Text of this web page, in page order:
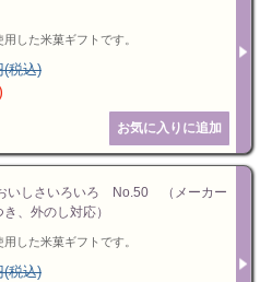
した米菓ギフトです。
(税込)
おいしさいろいろ No.50 （メーカー
、外のし対応）
した米菓ギフトです。
(税込)